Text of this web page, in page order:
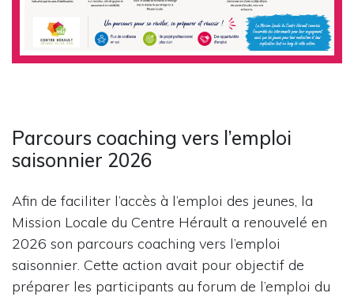
Parcours coaching vers l’emploi
saisonnier 2026
Afin de faciliter l’accès à l’emploi des jeunes, la
Mission Locale du Centre Hérault a renouvelé en
2026 son parcours coaching vers l’emploi
saisonnier. Cette action avait pour objectif de
préparer les participants au forum de l’emploi du